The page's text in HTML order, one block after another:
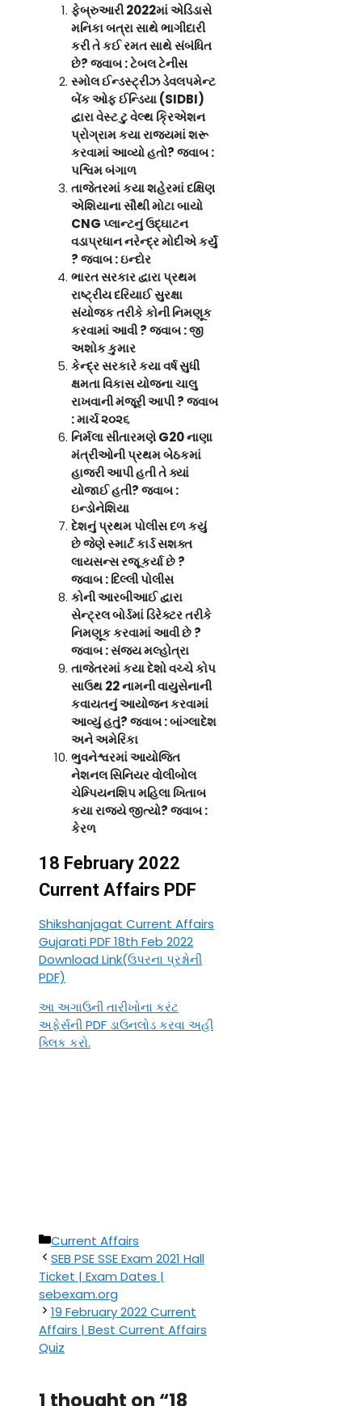
ફેબ્રુઆરી2022માં એડિડાસે
મનિકા બત્રા સાથે ભાગીદારી
કરી તે કઈ રમત સાથે સંબંધિત
છે? જવાબ : ટેબલ ટેનીસ
સ્મોલ ઈન્ડસ્ટ્રીઝ ડેવલપમેન્ટ
બેંક ઓફ ઈન્ડિયા (SIDBI)
દ્વારા વેસ્ટ ટુ વેલ્થ ક્રિએશન
પ્રોગ્રામ કયા રાજ્યમાં શરૂ
કરવામાં આવ્યો હતો? જવાબ :
પશ્વિમ બંગાળ
તાજેતરમાં કયા શહેરમાં દક્ષિણ
એશિયાના સૌથી મોટા બાયો
CNG પ્લાન્ટનું ઉદ્ઘાટન
વડાપ્રધાન નરેન્દ્ર મોદીએ કર્યું
? જવાબ : ઇન્દોર
ભારત સરકાર દ્વારા પ્રથમ
રાષ્ટ્રીય દરિયાઈ સુરક્ષા
સંયોજક તરીકે કોની નિમણૂક
કરવામાં આવી? જવાબ : જી
અશોક કુમાર
કેન્દ્ર સરકારે કયા વર્ષ સુધી
ક્ષમતા વિકાસ યોજના ચાલુ
રાખવાની મંજૂરી આપી ? જવાબ
: માર્ચ ૨૦૨૬
નિર્મલા સીતારમણેG20 નાણા
મંત્રીઓની પ્રથમ બેઠકમાં
હાજરી આપી હતી તે ક્યાં
યોજાઈ હતી? જવાબ :
ઇન્ડોનેશિયા
દેશનું પ્રથમ પોલીસ દળ કયું
છે જેણે સ્માર્ટ કાર્ડ સશક્ત
લાયસન્સ રજૂ કર્યા છે?
જવાબ : દિલ્લી પોલીસ
કોની આરબીઆઈ દ્વારા
સેન્ટ્રલ બોર્ડમાં ડિરેક્ટર તરીકે
નિમણૂક કરવામાં આવી છે?
જવાબ : સંજય મલ્હોત્રા
તાજેતરમાં કયા દેશો વચ્ચે કોપ
સાઉથ 22 નામની વાયુસેનાની
કવાયતનું આયોજન કરવામાં
આવ્યું હતું? જવાબ : બાંગ્લાદેશ
અને અમેરિકા
ભુવનેશ્વરમાં આયોજિત
નેશનલ સિનિયર વોલીબોલ
ચેમ્પિયનશિપ મહિલા ખિતાબ
કયા રાજ્યે જીત્યો? જવાબ :
કેરળ
18 February 2022
Current Affairs PDF
Shikshanjagat Current Affairs
Gujarati PDF 18th Feb 2022
Download Link(ઉપરના પ્રશ્નોની
PDF)
આ અગાઉની તારીખોના કરંટ
અફેર્સની PDF ડાઉનલોડ કરવા અહી
ક્લિક કરો.
Categories
Current Affairs
SEB PSE SSE Exam 2021 Hall
Ticket | Exam Dates |
sebexam.org
19 February 2022 Current
Affairs | Best Current Affairs
Quiz
1 thought on “18